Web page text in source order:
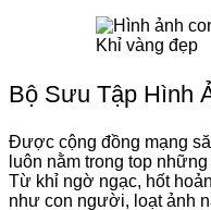
Khỉ vàng đẹp
Bộ Sưu Tập Hình
Được cộng đồng mạng
luôn nằm trong top
Từ khỉ ngờ ngạc, hốt
như con người, loạt ảnh